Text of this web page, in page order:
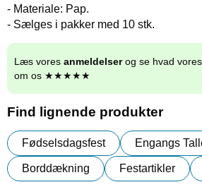
- Materiale: Pap.
- Sælges i pakker med 10 stk.
Læs vores anmeldelserog se hvad
om os ★★★★★
Find lignende produkter
Fødselsdagsfest Engangs
Borddækning Festartikler